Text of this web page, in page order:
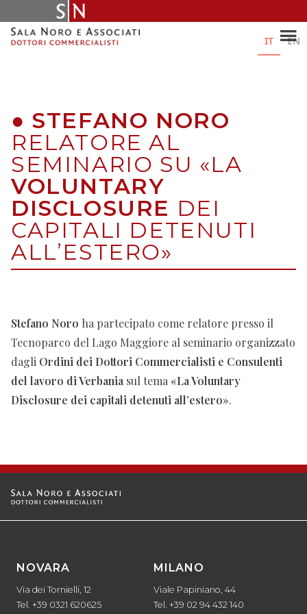
to
content
IT EN
● STEFANO NORO
RELATORE AL
SEMINARIO SU «LA
VOLUNTARY
DISCLOSURE DEI
CAPITALI DETENUTI
ALL’ESTERO»
Stefano Noro ha partecipato come relatore presso il
Tecnoparco del Lago Maggiore al seminario organizzato
dagli Ordini dei Dottori Commercialisti e Consulenti
del lavoro di Verbania sul tema «La Voluntary
Disclosure dei capitali detenuti all’estero».
NOVARA
Via dei Tornielli, 12
Tel. +39 0321 620625
MILANO
Viale Papiniano, 44
Tel. +39 02 94 432 140